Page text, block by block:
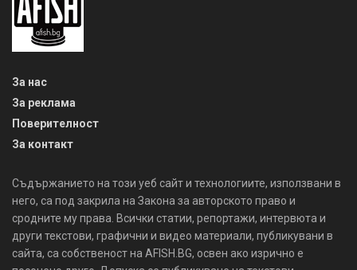
За нас
За реклама
Поверителност
За контакт
Съдържанието на този уеб сайт и технологиите, използвани в
него, са под закрила на Закона за авторското право и
сродните му права. Всички статии, репортажи, интервюта и
други текстови, графични и видео материали, публикувани в
сайта, са собственост на AFISH.BG, освен ако изрично е